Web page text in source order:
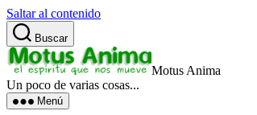
Saltar al contenido
Buscar
Motus Anima
Un poco de varias cosas...
Menú